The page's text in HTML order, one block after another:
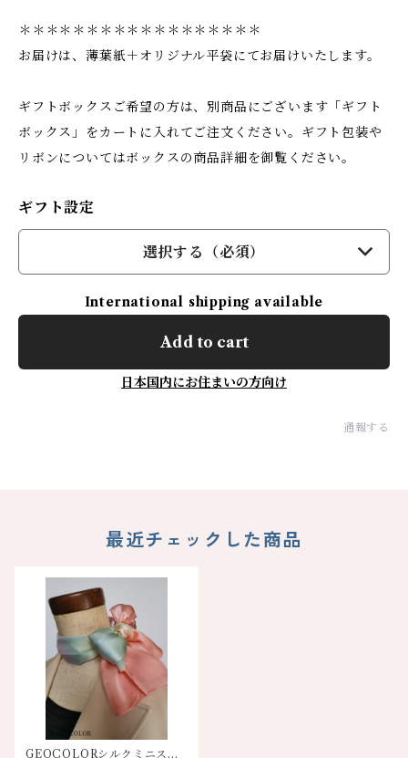
＊＊＊＊＊＊＊＊＊＊＊＊＊＊＊＊＊＊
お届けは、薄葉紙＋オリジナル平袋にてお届けいたします。
ギフトボックスご希望の方は、別商品にございます「ギフト
ボックス」をカートに入れてご注文ください。ギフト包装や
リボンについてはボックスの商品詳細を御覧ください。
ギフト設定
選択する（必須）
International shipping available
Add to cart
日本国内にお住まいの方向け
通報する
最近チェックした商品
GEOCOLORシルクミニスカ